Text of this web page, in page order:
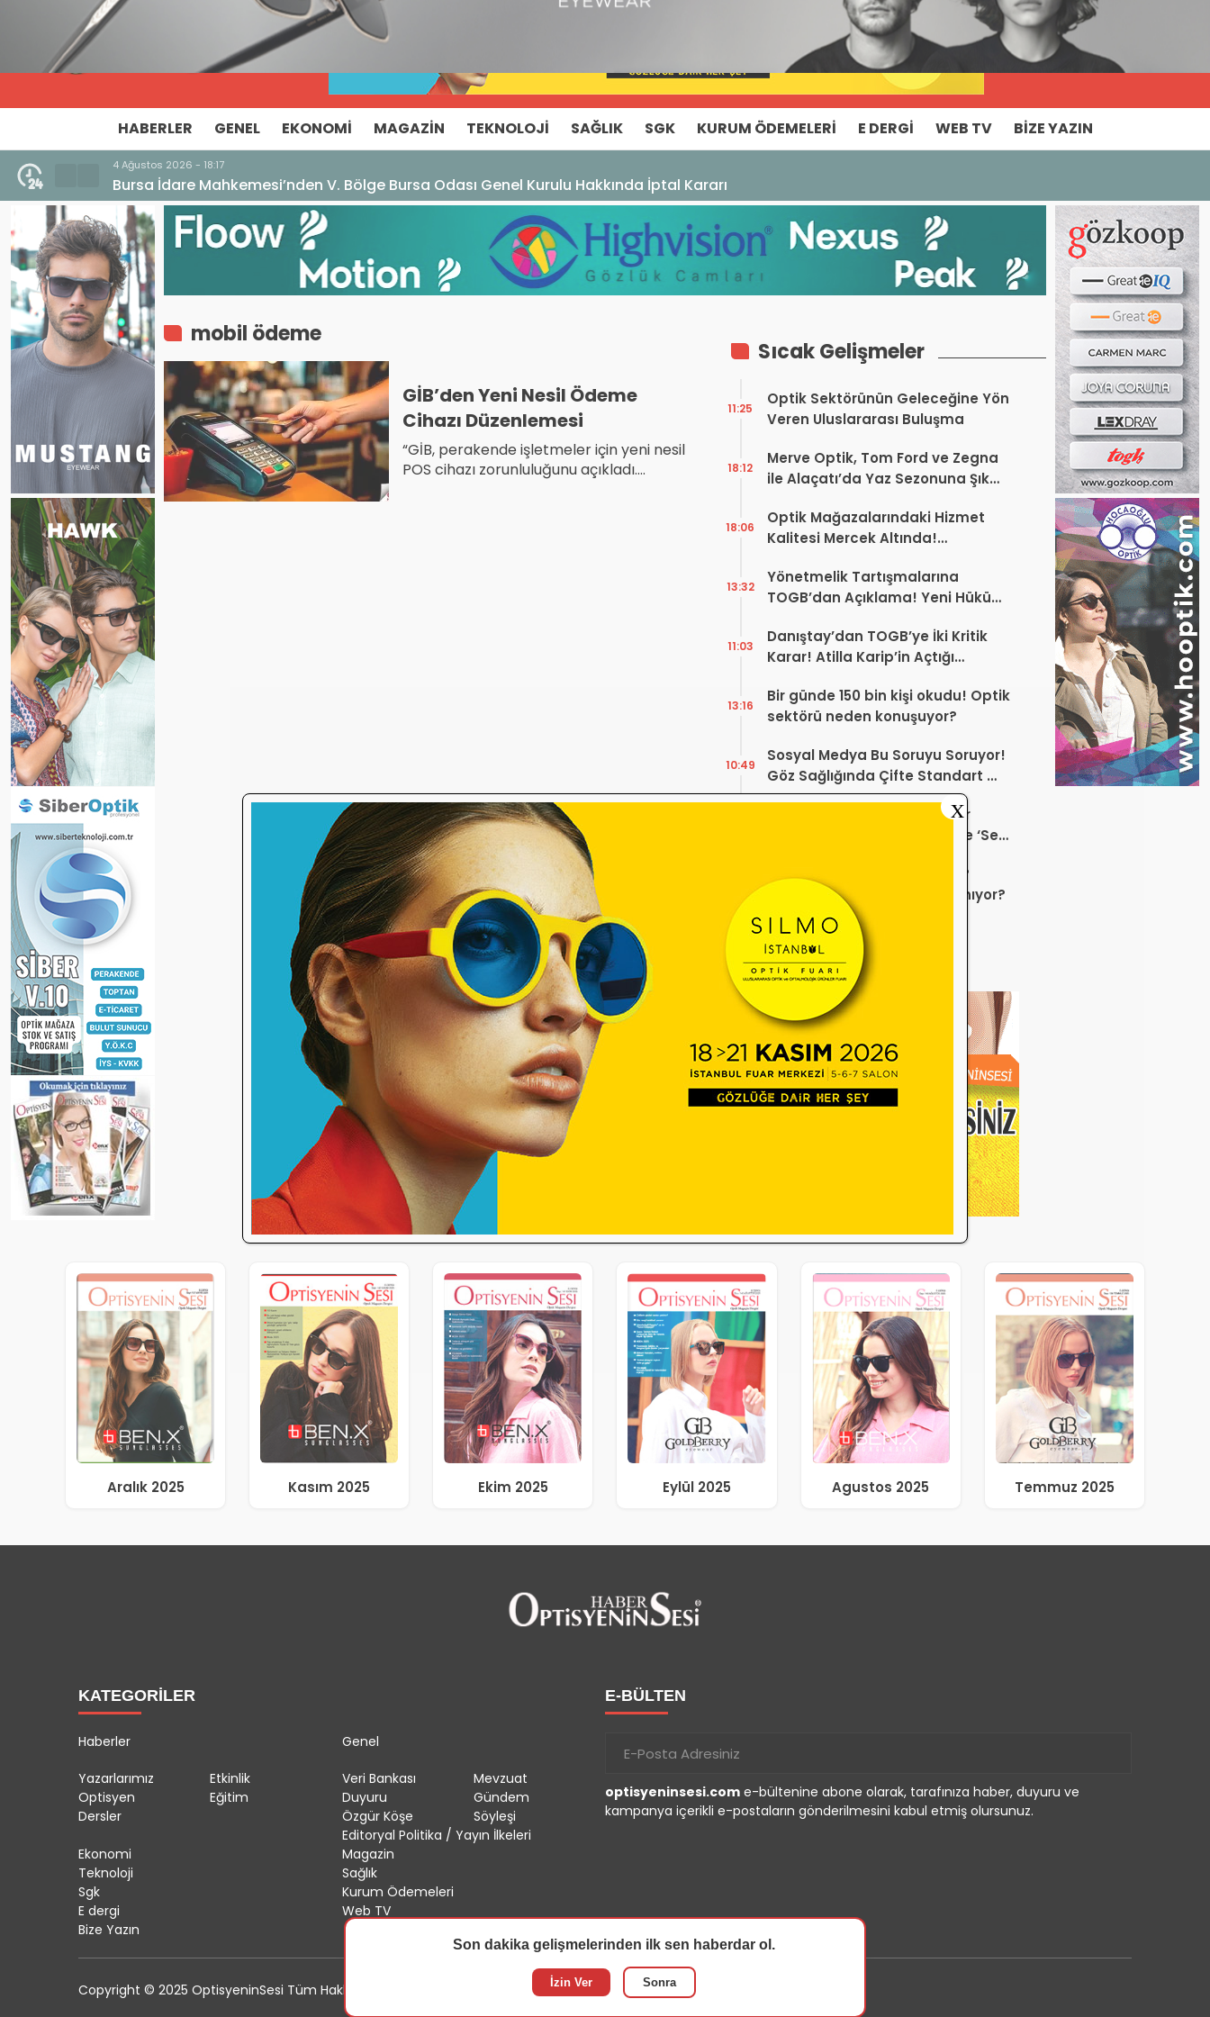
HABERLER GENEL EKONOMI MAGAZIN TEKNOLOJI SAĞLIK SGK KURUM ÖDEMELERI E DERGI WEB TV BIZE YAZIN
4 Ağustos 2026 - 18:17
Bursa İdare Mahkemesi’nden V. Bölge Bursa Odası Genel Kurulu Hakkında İptal Kararı
mobil ödeme
GİB’den Yeni Nesil Ödeme
Cihazı Düzenlemesi
“GİB, perakende işletmeler için yeni nesil
POS cihazı zorunluluğunu açıkladı.
Sıcak Gelişmeler
Optik Sektörünün Geleceğine Yön
Veren Uluslararası Buluşma
11:25
Merve Optik, Tom Ford ve Zegna
ile Alaçatı’da Yaz Sezonuna Şık
18:12
Optik Mağazalarındaki Hizmet
Kalitesi Mercek Altında!
Şekillendirebilir
18:06
Yönetmelik Tartışmalarına
TOGB’dan Açıklama! Yeni Hüküm
13:32
Danıştay’dan TOGB’ye İki Kritik
Karar! Atilla Karip’in Açtığı
Kararı
11:03
Bir günde 150 bin kişi okudu! Optik
sektörü neden konuşuyor?
13:16
Sosyal Medya Bu Soruyu Soruyor!
Göz Sağlığında Çifte Standart mı
Var?
10:49
TİTCK Bu Kampanyalara Dur
Diyecek mi? Sağlık ürününde ‘Set
Optik sektörü neden durdu?
Temmuz ayında neler yaşanıyor?
ÜTS’de Miadı Dolan Gözlük
Çerçeveleri SGK İşlemlerini
Engelliyor!
09:54
Aralık 2025 Kasım 2025 Ekim 2025 Eylül 2025 Agustos 2025 Temmuz 2025
KATEGORİLER
Haberler
Yazarlarımız
Etkinlik
Optisyen
Eğitim
Dersler
Genel
Veri Bankası
Mevzuat
Duyuru
Gündem
Özgür Köşe
Söyleşi
Editoryal Politika / Yayın İlkeleri
Ekonomi
Magazin
Teknoloji
Sağlık
Sgk
Kurum Ödemeleri
E dergi
Web TV
Bize Yazın
E-BÜLTEN
optisyeninsesi.com e-bültenine abone olarak, tarafınıza haber, duyuru ve
kampanya içerikli e-postaların gönderilmesini kabul etmiş olursunuz.
Copyright © 2025 OptisyeninSesi Tüm Hakları Saklıdır.
X
Son dakika gelişmelerinden ilk sen haberdar ol.
İzin Ver Sonra